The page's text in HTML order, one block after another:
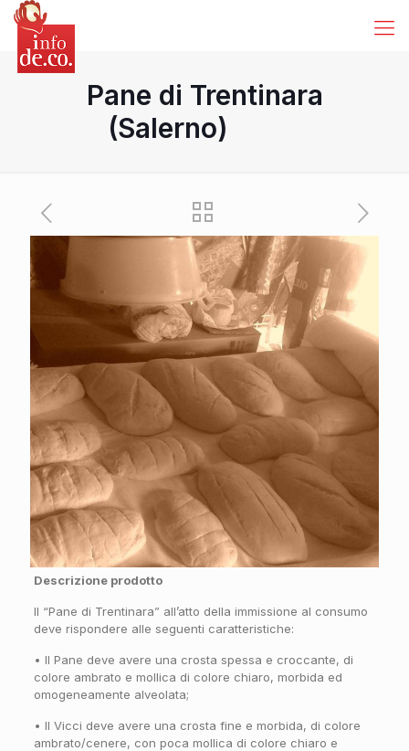
Pane di Trentinara
(Salerno)
Descrizione prodotto
Il “Pane di Trentinara” all’atto della immissione al consumo
deve rispondere alle seguenti caratteristiche:
• Il Pane deve avere una crosta spessa e croccante, di
colore ambrato e mollica di colore chiaro, morbida ed
omogeneamente alveolata;
• Il Vicci deve avere una crosta fine e morbida, di colore
ambrato/cenere, con poca mollica di colore chiaro e